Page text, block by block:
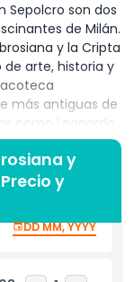
Sepolcro son dos
de Milán.
y la Cripta
de arte, historia y
más antiguas de
como Leonardo
pueden admirar
y
brillantez
y la
a la Cripta San
Milán. Esta
la ciudad. Al
y
y
DD MM, YYYY